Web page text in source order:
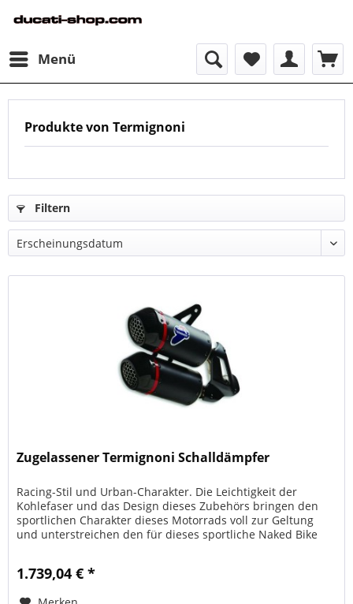
Menü
Produkte von Termignoni
Filtern
Zugelassener Termignoni Schalldämpfer
Racing-Stil und Urban-Charakter. Die Leichtigkeit der
Kohlefaser und das Design dieses Zubehörs bringen den
sportlichen Charakter dieses Motorrads voll zur Geltung
und unterstreichen den für dieses sportliche Naked Bike
1.739,04 € *